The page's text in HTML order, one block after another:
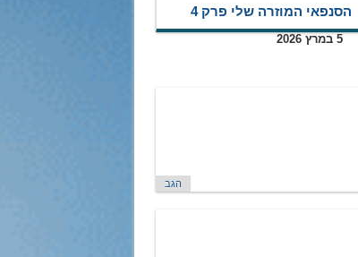
הסנפאי המוזרה שלי פרק 4
5 במרץ 2026
הגב